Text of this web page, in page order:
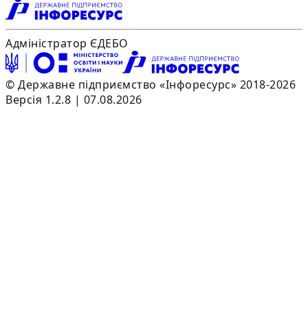
Адміністратор ЄДЕБО
© Державне підприємство «Інфоресурс» 2018-2026
Версія 1.2.8 | 07.08.2026